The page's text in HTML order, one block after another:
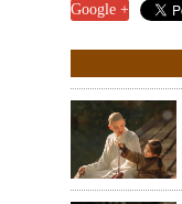
Google +